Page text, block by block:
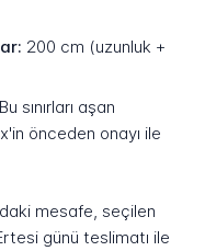
200 cm (uzunluk +
Bu sınırları aşan
önceden onayı ile
mesafe, seçilen
günü teslimatı ile